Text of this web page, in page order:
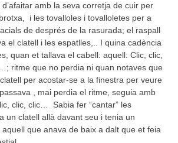
amb la seva corretja de cuir per
i les tovalloles i tovalloletes per a
de després de la rasurada; el raspall
el clatell i les espatlles,.. I quina cadència
quan et tallava el cabell: aquell: Clic, clic,
ritme que no perdia ni quan notaves que
per acostar-se a la finestra per veure
, mai perdia el ritme, seguia amb
clic, clic… Sabia fer “cantar” les
un clatell allà davant seu i tenia un
que anava de baix a dalt que et feia